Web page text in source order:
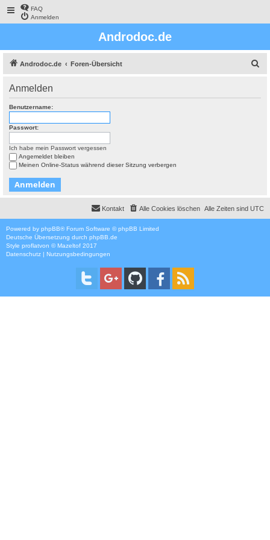
FAQ
Anmelden
Androdoc.de
Androdoc.de Foren-Übersicht
Anmelden
Benutzername:
Passwort:
Ich habe mein Passwort vergessen
Angemeldet bleiben
Meinen Online-Status während dieser Sitzung verbergen
Alle Zeiten sind UTC
Alle Cookies löschen
Kontakt
Powered by phpBB® Forum Software © phpBB Limited
Deutsche Übersetzung durch phpBB.de
Style proflatvon ©Mazeltof 2017
Datenschutz | Nutzungsbedingungen